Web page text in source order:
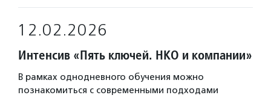
12.02.2026
Интенсив «Пять ключей. НКО и компании»
В рамках однодневного обучения можно
познакомиться с современными подходами